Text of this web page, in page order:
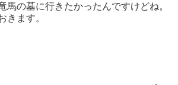
馬の墓に行きたかったんですけどね。
きます。